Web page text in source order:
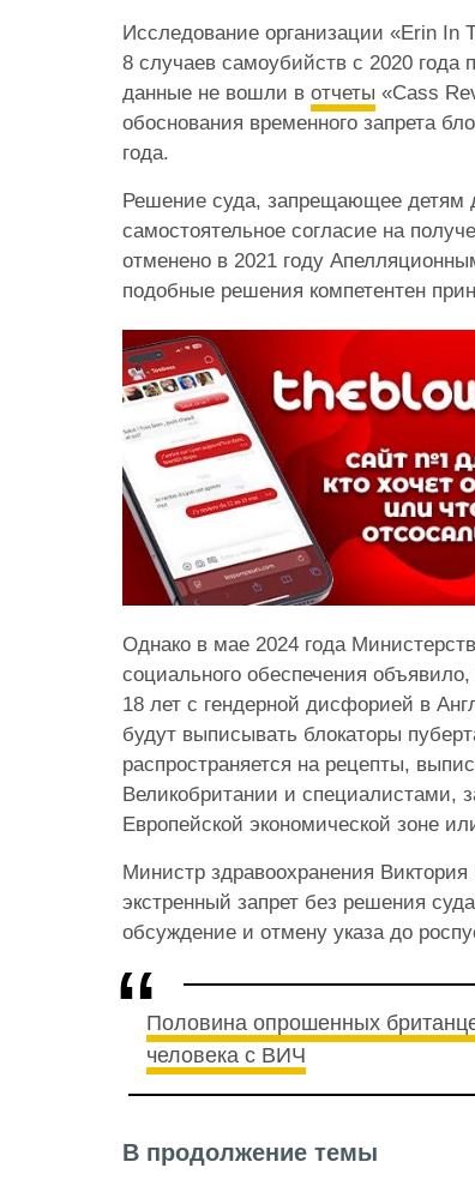
Исследование организации «Erin In
8 случаев самоубийств с 2020 года
данные не вошли в отчеты «Cass
обоснования временного запрета
года.
Решение суда, запрещающее детям
самостоятельное согласие на
отменено в 2021 году
подобные решения компетентен
Однако в мае 2024 года
социального обеспечения
18 лет с гендерной дисфорией в
будут выписывать блокаторы
распространяется на рецепты,
Великобритании и специалистами,
Европейской экономической зоне
Министр здравоохранения
экстренный запрет без решения
обсуждение и отмену указа до
Половина опрошенных
человека с ВИЧ
В продолжение темы